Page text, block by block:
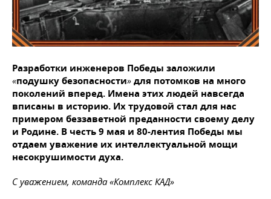
Разработки инженеров Победы заложили
«подушку безопасности» для потомков на много
поколений вперед. Имена этих людей навсегда
вписаны в историю. Их трудовой стал для нас
примером беззаветной преданности своему делу
и Родине. В честь 9 мая и 80-лентия Победы мы
отдаем уважение их интеллектуальной мощи
несокрушимости духа.
С уважением, команда «Комплекс КАД»